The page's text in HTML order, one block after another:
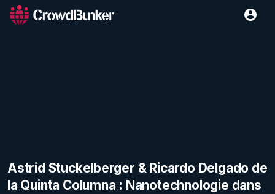
Astrid Stuckelberger & Ricardo Delgado de
la Quinta Columna : Nanotechnologie dans